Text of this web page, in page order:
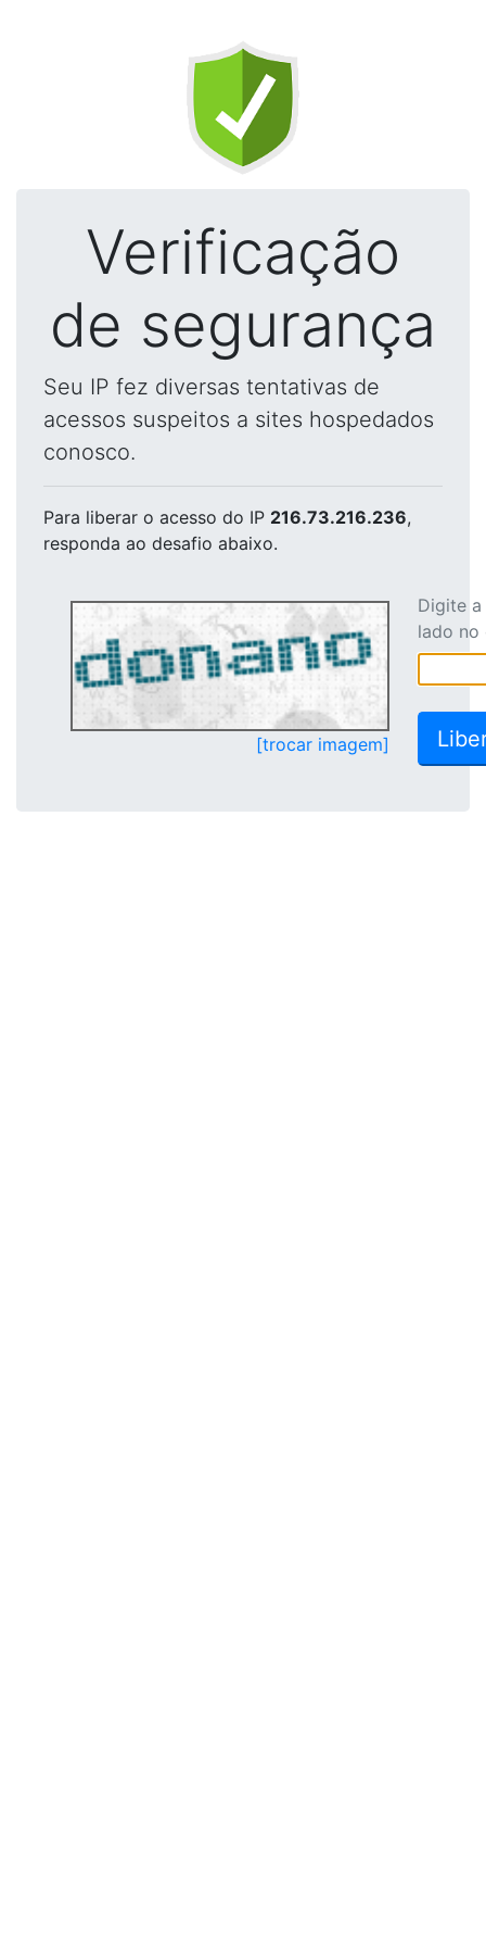
Verificação
de segurança
Seu IP fez diversas tentativas de
acessos suspeitos a sites hospedados
conosco.
Para liberar o acesso do IP 216.73.216.236,
responda ao desafio abaixo.
[trocar imagem]
Digite
lado no